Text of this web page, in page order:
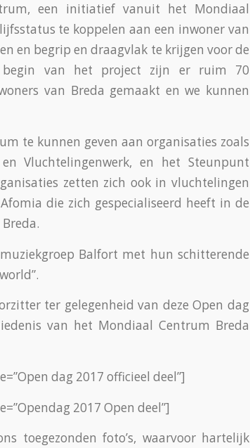
een initiatief vanuit het Mondiaal
te koppelen aan een inwoner van
en begrip en draagvlak te krijgen voor de
begin van het project zijn er ruim 70
van Breda gemaakt en we kunnen
te kunnen geven aan organisaties zoals
Vluchtelingenwerk, en het Steunpunt
zetten zich ook in vluchtelingen
die zich gespecialiseerd heeft in de
Balfort met hun schitterende
ter gelegenheid van deze Open dag
van het Mondiaal Centrum Breda
dag 2017 officieel deel”]
2017 Open deel”]
toegezonden foto’s, waarvoor hartelijk